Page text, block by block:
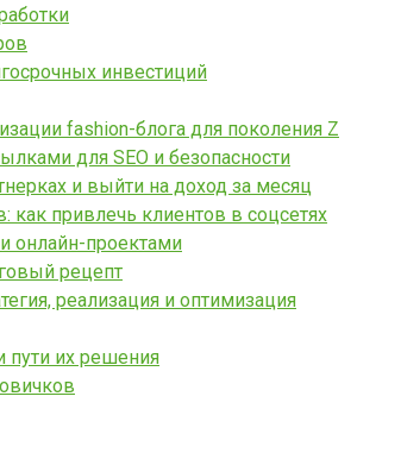
инвестиций
fashion-блога для поколения Z
для SEO и безопасности
и выйти на доход за месяц
как привлечь клиентов в соцсетях
онлайн-проектами
рецепт
реализация и оптимизация
пути их решения